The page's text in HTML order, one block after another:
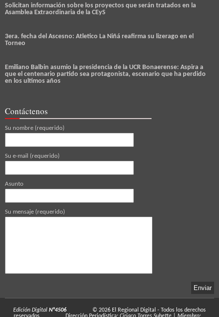
Solicitan información sobre los proyectos que serán tratados en la
Asamblea Extraordinaria de la CEyS
3era. fecha del Ascesno: Atletico La Niñá reafirma su lizerago en el
Torneo
Emiliano Balbin asumio la presidencia de la UCR Bonaerense: Aspira a
que el centenario partido sea protagonista, escenario que ha perdido
en los ultimos años
Contáctenos
Su nombre (requerido)
Su e-mail (requerido)
Asunto
Su mensaje (requerido)
Edición Digital N°4506 © 2026 El Regional Digital - Todos los derechos